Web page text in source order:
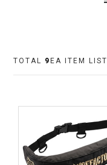
TOTAL 9 EA ITEM LIST